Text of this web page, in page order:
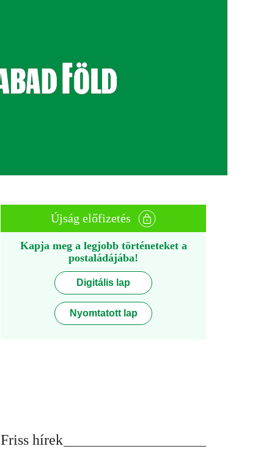
Újság előfizetés
Kapja meg a legjobb történeteket a
postaládájába!
Digitális lap
Nyomtatott lap
Friss hírek